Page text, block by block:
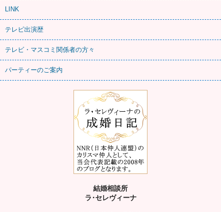
LINK
テレビ出演歴
テレビ・マスコミ関係者の方々
パーティーのご案内
結婚相談所
ラ･セレヴィーナ